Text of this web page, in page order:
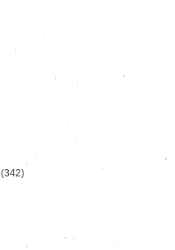
(342)